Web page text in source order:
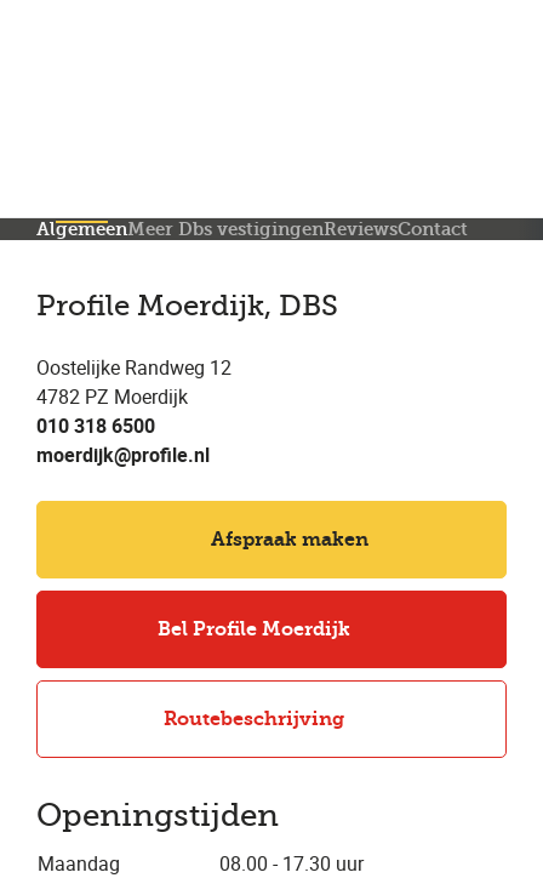
AlgemeenMeer Dbs vestigingenReviewsContact
Profile Moerdijk, DBS
Oostelijke Randweg 12
4782 PZ Moerdijk
010 318 6500
moerdijk@profile.nl
Afspraak maken
Bel Profile Moerdijk
Routebeschrijving
Openingstijden
Maandag
08.00 - 17.30 uur